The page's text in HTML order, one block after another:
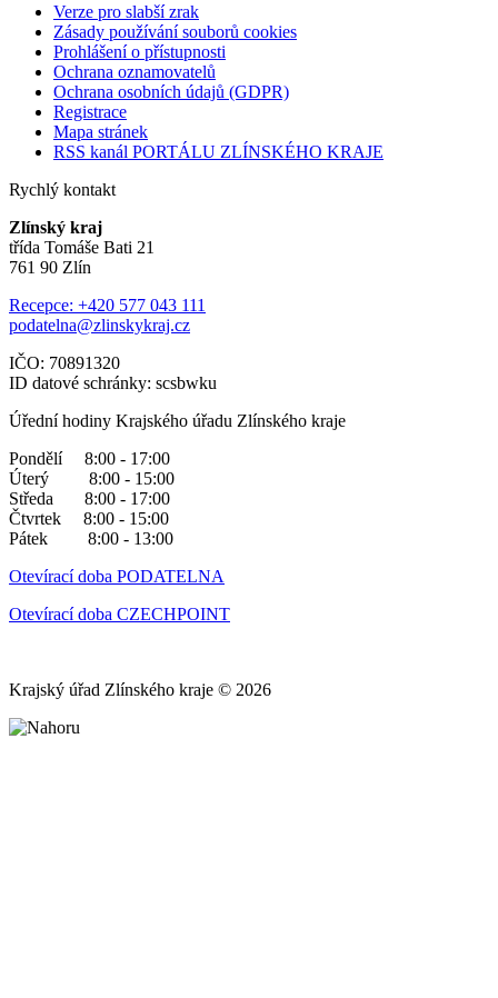
Verze pro slabší zrak
Zásady používání souborů cookies
Prohlášení o přístupnosti
Ochrana oznamovatelů
Ochrana osobních údajů (GDPR)
Registrace
Mapa stránek
RSS kanál PORTÁLU ZLÍNSKÉHO KRAJE
Rychlý kontakt
Zlínský kraj
třída Tomáše Bati 21
761 90 Zlín
Recepce: +420 577 043 111
podatelna@zlinskykraj.cz
IČO: 70891320
ID datové schránky: scsbwku
Úřední hodiny Krajského úřadu Zlínského kraje
Pondělí 8:00 - 17:00
Úterý 8:00 - 15:00
Středa 8:00 - 17:00
Čtvrtek 8:00 - 15:00
Pátek 8:00 - 13:00
Otevírací doba PODATELNA
Otevírací doba CZECHPOINT
Krajský úřad Zlínského kraje © 2026